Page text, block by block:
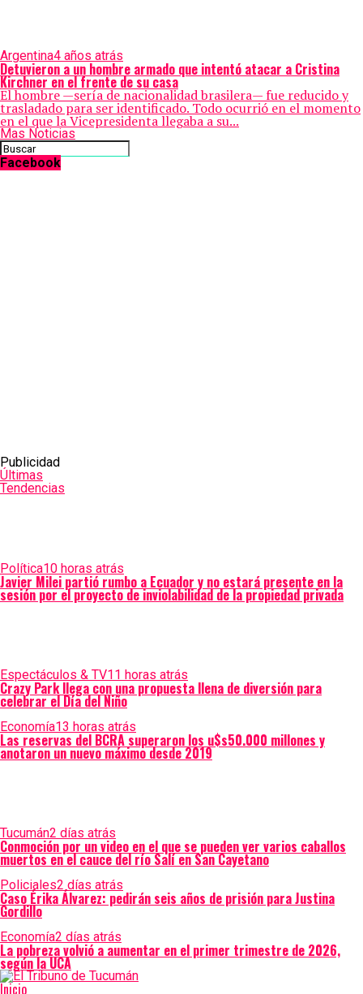
Argentina4 años atrás
Detuvieron a un hombre armado que intentó atacar a Cristina
Kirchner en el frente de su casa
El hombre —sería de nacionalidad brasilera— fue reducido y
trasladado para ser identificado. Todo ocurrió en el momento
en el que la Vicepresidenta llegaba a su...
Mas Noticias
Facebook
Publicidad
Últimas
Tendencias
Política10 horas atrás
Javier Milei partió rumbo a Ecuador y no estará presente en la
sesión por el proyecto de inviolabilidad de la propiedad privada
Espectáculos & TV11 horas atrás
Crazy Park llega con una propuesta llena de diversión para
celebrar el Día del Niño
Economía13 horas atrás
Las reservas del BCRA superaron los u$s50.000 millones y
anotaron un nuevo máximo desde 2019
Tucumán2 días atrás
Conmoción por un video en el que se pueden ver varios caballos
muertos en el cauce del río Salí en San Cayetano
Policiales2 días atrás
Caso Érika Álvarez: pedirán seis años de prisión para Justina
Gordillo
Economía2 días atrás
La pobreza volvió a aumentar en el primer trimestre de 2026,
según la UCA
Inicio